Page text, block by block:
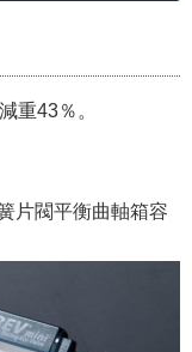
重43％。
片閥平衡曲軸箱容